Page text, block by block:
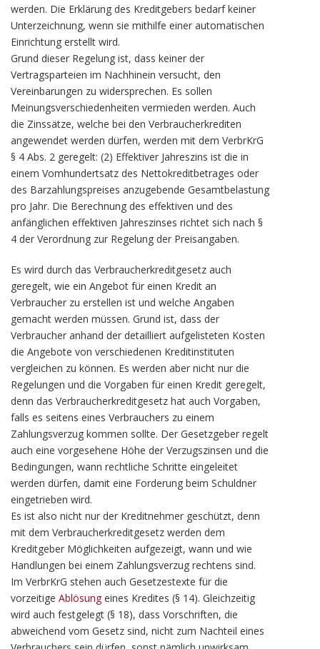
werden. Die Erklärung des Kreditgebers bedarf keiner
Unterzeichnung, wenn sie mithilfe einer automatischen
Einrichtung erstellt wird.
Grund dieser Regelung ist, dass keiner der
Vertragsparteien im Nachhinein versucht, den
Vereinbarungen zu widersprechen. Es sollen
Meinungsverschiedenheiten vermieden werden. Auch
die Zinssätze, welche bei den Verbraucherkrediten
angewendet werden dürfen, werden mit dem VerbrKrG
§ 4 Abs. 2 geregelt: (2) Effektiver Jahreszins ist die in
einem Vomhundertsatz des Nettokreditbetrages oder
des Barzahlungspreises anzugebende Gesamtbelastung
pro Jahr. Die Berechnung des effektiven und des
anfänglichen effektiven Jahreszinses richtet sich nach §
4 der Verordnung zur Regelung der Preisangaben.
Es wird durch das Verbraucherkreditgesetz auch
geregelt, wie ein Angebot für einen Kredit an
Verbraucher zu erstellen ist und welche Angaben
gemacht werden müssen. Grund ist, dass der
Verbraucher anhand der detailliert aufgelisteten Kosten
die Angebote von verschiedenen Kreditinstituten
vergleichen zu können. Es werden aber nicht nur die
Regelungen und die Vorgaben für einen Kredit geregelt,
denn das Verbraucherkreditgesetz hat auch Vorgaben,
falls es seitens eines Verbrauchers zu einem
Zahlungsverzug kommen sollte. Der Gesetzgeber regelt
auch eine vorgesehene Höhe der Verzugszinsen und die
Bedingungen, wann rechtliche Schritte eingeleitet
werden dürfen, damit eine Forderung beim Schuldner
eingetrieben wird.
Es ist also nicht nur der Kreditnehmer geschützt, denn
mit dem Verbraucherkreditgesetz werden dem
Kreditgeber Möglichkeiten aufgezeigt, wann und wie
Handlungen bei einem Zahlungsverzug rechtens sind.
Im VerbrKrG stehen auch Gesetzestexte für die
vorzeitige Ablösungeines Kredites (§ 14). Gleichzeitig
wird auch festgelegt (§ 18), dass Vorschriften, die
abweichend vom Gesetz sind, nicht zum Nachteil eines